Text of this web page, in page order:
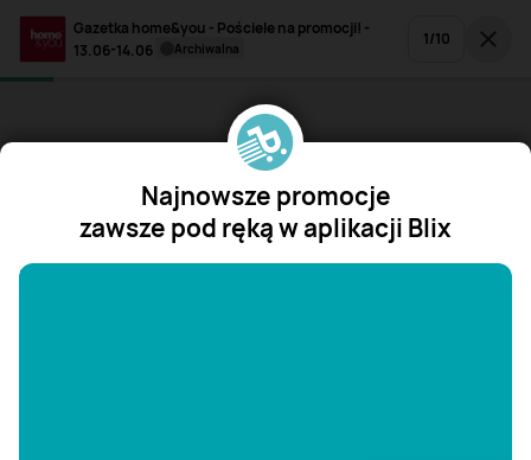
Gazetka home&you - Pościele na promocji! -
13.06-14.06
archiwalna 1/10
Najnowsze promocje
zawsze pod ręką w aplikacji Blix
"/>